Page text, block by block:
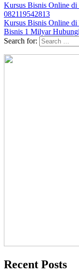
Kursus Bisnis Online
082119542813
Kursus Bisnis Online di
Bisnis 1 Milyar
Search for:
Recent Posts